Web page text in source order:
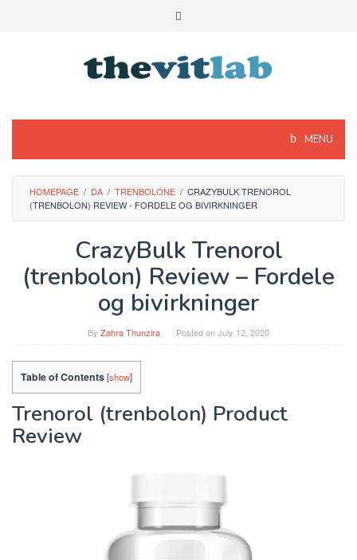
MENU
HOMEPAGE / DA / TRENBOLONE / CRAZYBULK TRENOROL
(TRENBOLON) REVIEW - FORDELE OG BIVIRKNINGER
CrazyBulk Trenorol
(trenbolon) Review – Fordele
og bivirkninger
By Zahra Thunzira Posted onJuly 12, 2020
Table of Contents[show]
Trenorol (trenbolon) Product
Review